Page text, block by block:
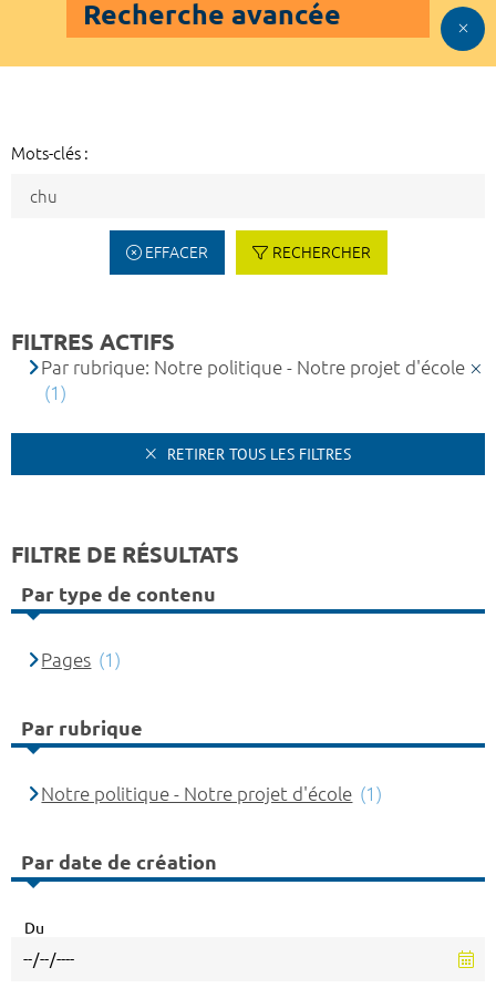
Recherche avancée
Mots-clés :
EFFACER RECHERCHER
FILTRES ACTIFS
Par rubrique: Notre politique - Notre projet d'école
(1)
RETIRER TOUS LES FILTRES
FILTRE DE RÉSULTATS
Par type de contenu
Pages (1)
Par rubrique
Notre politique - Notre projet d'école (1)
Par date de création
Du